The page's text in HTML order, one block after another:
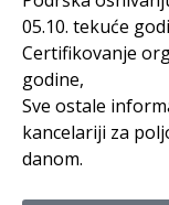
05.10. tekuće
Certifikovanje
godine,
Sve ostale
kancelariji za
danom.